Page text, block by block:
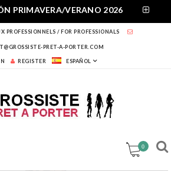
PRIMAVERA/VERANO 2026
PROFESSIONNELS / FOR PROFESSIONALS
PRET-A-PORTER.COM
REGISTER ESPAÑOL
0